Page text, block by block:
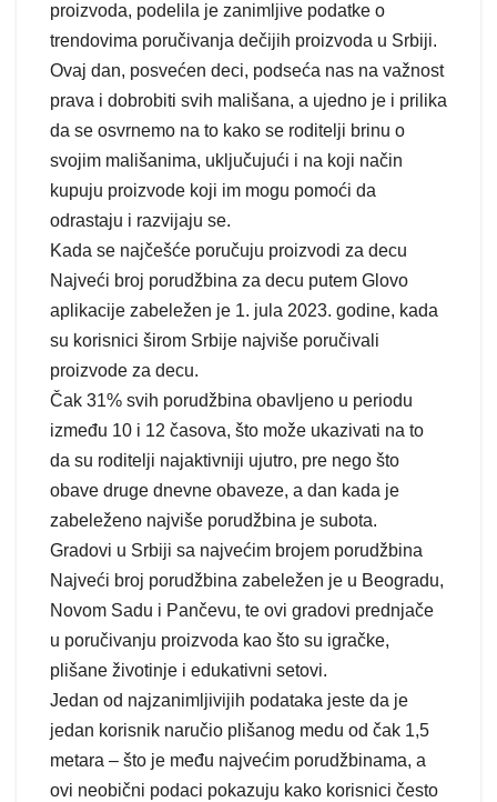
proizvoda, podelila je zanimljive podatke o
trendovima poručivanja dečijih proizvoda u Srbiji.
Ovaj dan, posvećen deci, podseća nas na važnost
prava i dobrobiti svih mališana, a ujedno je i prilika
da se osvrnemo na to kako se roditelji brinu o
svojim mališanima, uključujući i na koji način
kupuju proizvode koji im mogu pomoći da
odrastaju i razvijaju se.
Kada se najčešće poručuju proizvodi za decu
Najveći broj porudžbina za decu putem Glovo
aplikacije zabeležen je 1. jula 2023. godine, kada
su korisnici širom Srbije najviše poručivali
proizvode za decu.
Čak 31% svih porudžbina obavljeno u periodu
između 10 i 12 časova, što može ukazivati na to
da su roditelji najaktivniji ujutro, pre nego što
obave druge dnevne obaveze, a dan kada je
zabeleženo najviše porudžbina je subota.
Gradovi u Srbiji sa najvećim brojem porudžbina
Najveći broj porudžbina zabeležen je u Beogradu,
Novom Sadu i Pančevu, te ovi gradovi prednjače
u poručivanju proizvoda kao što su igračke,
plišane životinje i edukativni setovi.
Jedan od najzanimljivijih podataka jeste da je
jedan korisnik naručio plišanog medu od čak 1,5
metara – što je među najvećim porudžbinama, a
ovi neobični podaci pokazuju kako korisnici često